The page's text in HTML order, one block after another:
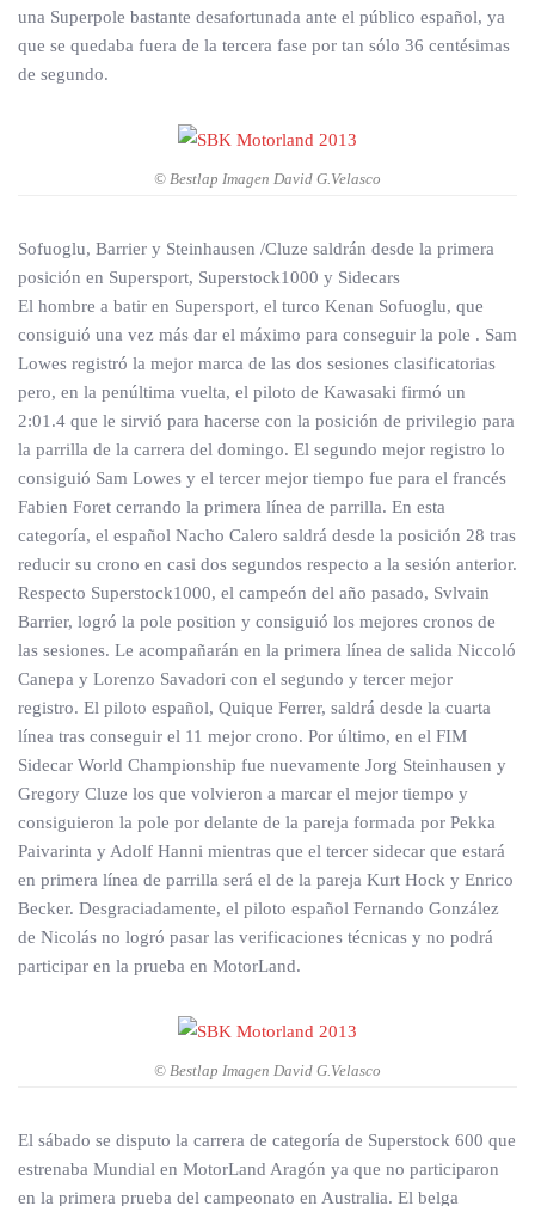
una Superpole bastante desafortunada ante el público español, ya
que se quedaba fuera de la tercera fase por tan sólo 36 centésimas
de segundo.
© Bestlap Imagen David G.Velasco
Sofuoglu, Barrier y Steinhausen /Cluze saldrán desde la primera
posición en Supersport, Superstock1000 y Sidecars
El hombre a batir en Supersport, el turco Kenan Sofuoglu, que
consiguió una vez más dar el máximo para conseguir la pole . Sam
Lowes registró la mejor marca de las dos sesiones clasificatorias
pero, en la penúltima vuelta, el piloto de Kawasaki firmó un
2:01.4 que le sirvió para hacerse con la posición de privilegio para
la parrilla de la carrera del domingo. El segundo mejor registro lo
consiguió Sam Lowes y el tercer mejor tiempo fue para el francés
Fabien Foret cerrando la primera línea de parrilla. En esta
categoría, el español Nacho Calero saldrá desde la posición 28 tras
reducir su crono en casi dos segundos respecto a la sesión anterior.
Respecto Superstock1000, el campeón del año pasado, Svlvain
Barrier, logró la pole position y consiguió los mejores cronos de
las sesiones. Le acompañarán en la primera línea de salida Niccoló
Canepa y Lorenzo Savadori con el segundo y tercer mejor
registro. El piloto español, Quique Ferrer, saldrá desde la cuarta
línea tras conseguir el 11 mejor crono. Por último, en el FIM
Sidecar World Championship fue nuevamente Jorg Steinhausen y
Gregory Cluze los que volvieron a marcar el mejor tiempo y
consiguieron la pole por delante de la pareja formada por Pekka
Paivarinta y Adolf Hanni mientras que el tercer sidecar que estará
en primera línea de parrilla será el de la pareja Kurt Hock y Enrico
Becker. Desgraciadamente, el piloto español Fernando González
de Nicolás no logró pasar las verificaciones técnicas y no podrá
participar en la prueba en MotorLand.
© Bestlap Imagen David G.Velasco
El sábado se disputo la carrera de categoría de Superstock 600 que
estrenaba Mundial en MotorLand Aragón ya que no participaron
en la primera prueba del campeonato en Australia. El belga